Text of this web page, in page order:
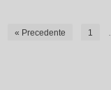
« Precedente 1